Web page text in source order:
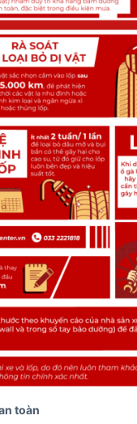
toàn